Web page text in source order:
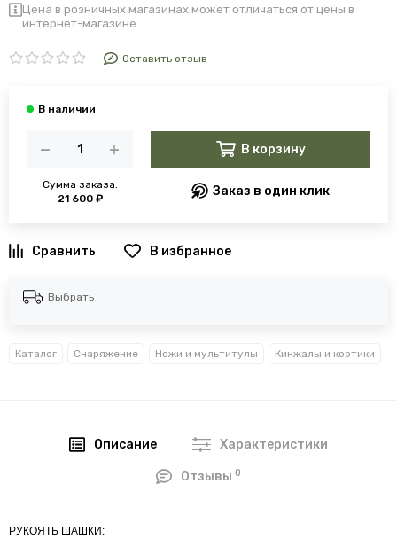
Цена в розничных магазинах может отличаться от цены в
интернет-магазине
Оставить отзыв
Сумма заказа:
21 600 ₽
В корзину
Заказ в один клик
В избранное
Выбрать
Каталог Снаряжение Ножи и мультитулы Кинжалы и кортики
Описание Характеристики
Отзывы0
РУКОЯТЬ ШАШКИ: